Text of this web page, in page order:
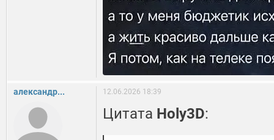
александр... 12.06.2026 18:39
Цитата Holy3D: